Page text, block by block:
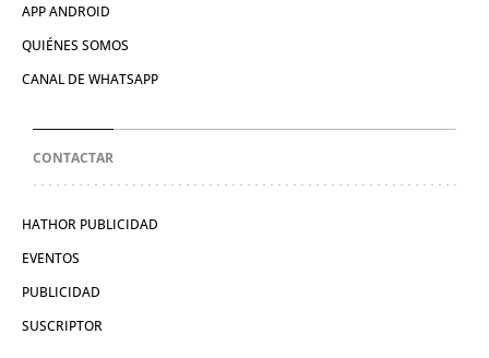
APP ANDROID
QUIÉNES SOMOS
CANAL DE WHATSAPP
CONTACTAR
HATHOR PUBLICIDAD
EVENTOS
PUBLICIDAD
SUSCRIPTOR